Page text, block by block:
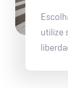
utilize